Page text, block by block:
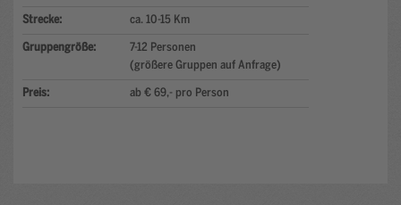
Strecke: ca. 10-15 Km
Gruppengröße:
7-12 Personen
(größere Gruppen auf Anfrage)
Preis: ab € 69,- pro Person